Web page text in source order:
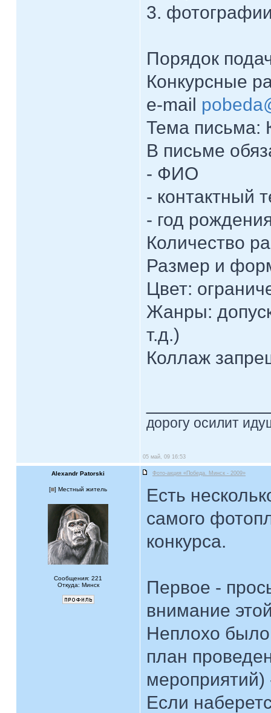
3.
Порядок
Конкурсные
e-mail
Тема письма:
В письме
- ФИО
- контактный
- год
Количество
Размер и
Цвет:
Жанры:
т.д.)
Коллаж
дорогу осилит
05 май, 09 16:53
Alexandr Patorski Фото-акция «Победа. Минск - 2009»
[ ] Местный житель
Сообщения: 221
Откуда: Минск
Есть
самого
конкурса.
Первое -
внимание
Неплохо
план
мероприятий)
Если